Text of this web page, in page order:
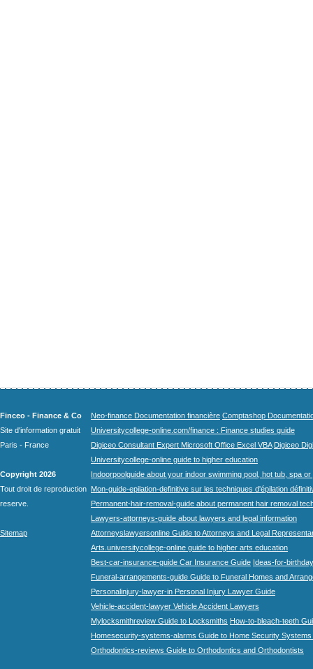
Finceo - Finance & Co
Site d'information gratuit
Paris - France
Copyright 2026
Tout droit de reproduction
reserve.
Sitemap
Neo-finance Documentation financière Comptashop
Universitycollege-online.com/finance : Finance studies guide
Digiceo Consultant Expert Microsoft Office Excel VBA Digiceo
Universitycollege-online guide to higher education
Indoorpoolguide about your indoor swimming pool, hot tub, spa
Mon-guide-epilation-definitive sur les techniques d'épilation
Permanent-hair-removal-guide about permanent hair removal
Lawyers-attorneys-guide about lawyers and legal information
Attorneyslawyersonline Guide to Attorneys and Legal
Arts.universitycollege-online guide to higher arts education
Best-car-insurance-guide Car Insurance Guide Ideas-for-
Funeral-arrangements-guide Guide to Funeral Homes and
Personalinjury-lawyer-in Personal Injury Lawyer Guide
Vehicle-accident-lawyer Vehicle Accident Lawyers
Mylocksmithreview Guide to Locksmiths How-to-bleach-teeth
Homesecurity-systems-alarms Guide to Home Security Systems
Orthodontics-reviews Guide to Orthodontics and Orthodontists